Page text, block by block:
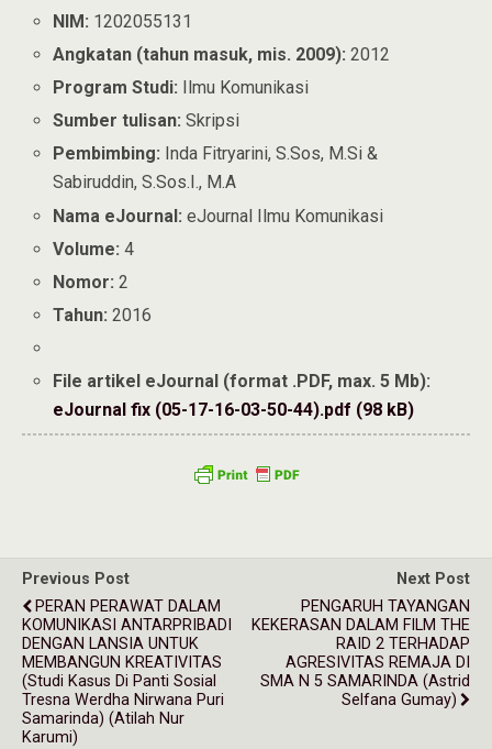
NIM: 1202055131
Angkatan (tahun masuk, mis. 2009): 2012
Program Studi: Ilmu Komunikasi
Sumber tulisan: Skripsi
Pembimbing: Inda Fitryarini, S.Sos, M.Si &
Sabiruddin, S.Sos.I., M.A
Nama eJournal: eJournal Ilmu Komunikasi
Volume: 4
Nomor: 2
Tahun: 2016
File artikel eJournal (format .PDF, max. 5 Mb):
eJournal fix (05-17-16-03-50-44).pdf (98 kB)
Previous Post
PERAN PERAWAT DALAM
KOMUNIKASI ANTARPRIBADI
DENGAN LANSIA UNTUK
MEMBANGUN KREATIVITAS
(Studi Kasus Di Panti Sosial
Tresna Werdha Nirwana Puri
Samarinda) (Atilah Nur
Karumi)
Next Post
PENGARUH TAYANGAN
KEKERASAN DALAM FILM THE
RAID 2 TERHADAP
AGRESIVITAS REMAJA DI
SMA N 5 SAMARINDA (Astrid
Selfana Gumay)